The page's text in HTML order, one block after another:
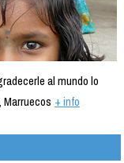
al mundo lo
+ info